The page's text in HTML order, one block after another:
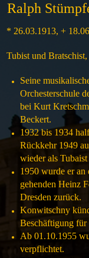
Ralph
* 26.03.1913, +
Tubist und
Seine
Orchesterschule
bei Kurt
Beckert.
1932 bis 1934
Rückkehr 1949
wieder als
1950 wurde er an
gehenden Heinz
Dresden zurück.
Konwitschny
Beschäftigung für
Ab 01.10.1955
verpflichtet.